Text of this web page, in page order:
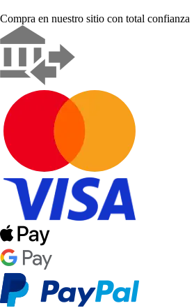
Compra en nuestro sitio con total confianza